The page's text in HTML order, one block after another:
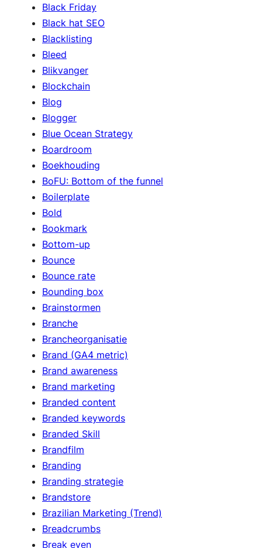
Black Friday
Black hat SEO
Blacklisting
Bleed
Blikvanger
Blockchain
Blog
Blogger
Blue Ocean Strategy
Boardroom
Boekhouding
BoFU: Bottom of the funnel
Boilerplate
Bold
Bookmark
Bottom-up
Bounce
Bounce rate
Bounding box
Brainstormen
Branche
Brancheorganisatie
Brand (GA4 metric)
Brand awareness
Brand marketing
Branded content
Branded keywords
Branded Skill
Brandfilm
Branding
Branding strategie
Brandstore
Brazilian Marketing (Trend)
Breadcrumbs
Break even